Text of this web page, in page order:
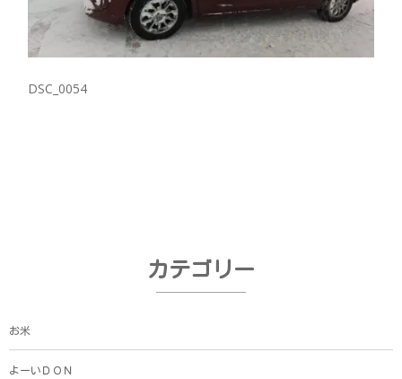
DSC_0054
カテゴリー
お米
よーいＤＯＮ